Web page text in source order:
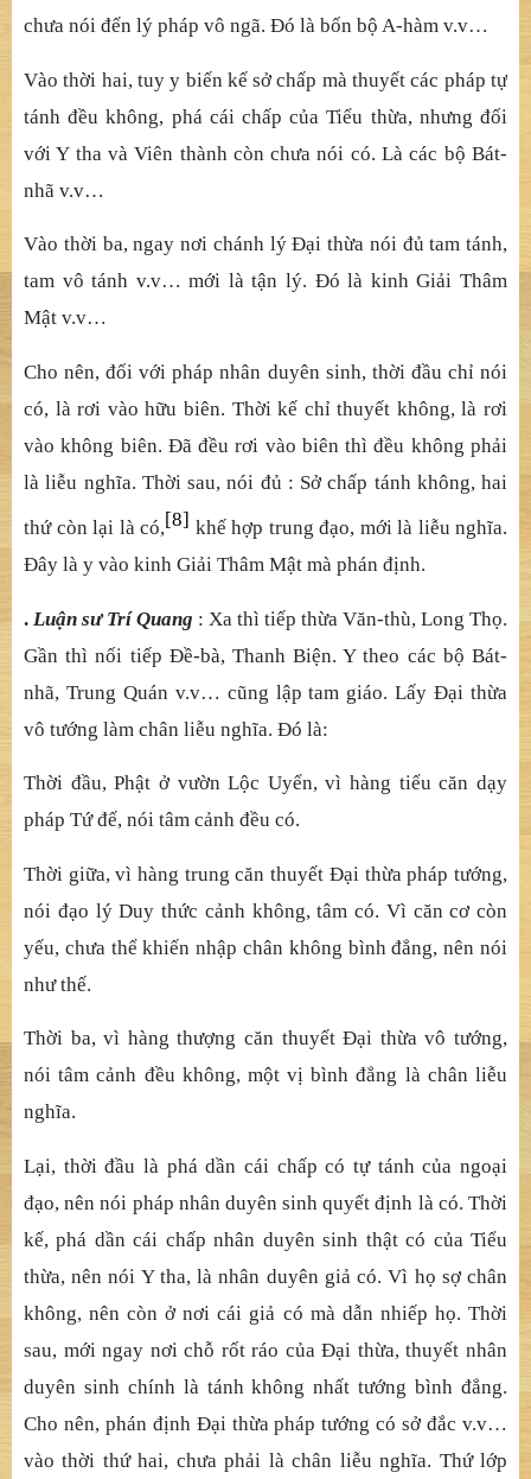
chưa nói đến lý pháp vô ngã. Đó là bốn bộ A-hàm v.v…
Vào thời hai, tuy y biến kế sở chấp mà thuyết các pháp tự
tánh đều không, phá cái chấp của Tiểu thừa, nhưng đối
với Y tha và Viên thành còn chưa nói có. Là các bộ Bát-
nhã v.v…
Vào thời ba, ngay nơi chánh lý Đại thừa nói đủ tam tánh,
tam vô tánh v.v… mới là tận lý. Đó là kinh Giải Thâm
Mật v.v…
Cho nên, đối với pháp nhân duyên sinh, thời đầu chỉ nói
có, là rơi vào hữu biên. Thời kế chỉ thuyết không, là rơi
vào không biên. Đã đều rơi vào biên thì đều không phải
là liễu nghĩa. Thời sau, nói đủ : Sở chấp tánh không, hai
thứ còn lại là có,[8] khế hợp trung đạo, mới là liễu nghĩa.
Đây là y vào kinh Giải Thâm Mật mà phán định.
. Luận sư Trí Quang : Xa thì tiếp thừa Văn-thù, Long Thọ.
Gần thì nối tiếp Đề-bà, Thanh Biện. Y theo các bộ Bát-
nhã, Trung Quán v.v… cũng lập tam giáo. Lấy Đại thừa
vô tướng làm chân liễu nghĩa. Đó là:
Thời đầu, Phật ở vườn Lộc Uyển, vì hàng tiểu căn dạy
pháp Tứ đế, nói tâm cảnh đều có.
Thời giữa, vì hàng trung căn thuyết Đại thừa pháp tướng,
nói đạo lý Duy thức cảnh không, tâm có. Vì căn cơ còn
yếu, chưa thể khiến nhập chân không bình đẳng, nên nói
như thế.
Thời ba, vì hàng thượng căn thuyết Đại thừa vô tướng,
nói tâm cảnh đều không, một vị bình đẳng là chân liễu
nghĩa.
Lại, thời đầu là phá dần cái chấp có tự tánh của ngoại
đạo, nên nói pháp nhân duyên sinh quyết định là có. Thời
kế, phá dần cái chấp nhân duyên sinh thật có của Tiểu
thừa, nên nói Y tha, là nhân duyên giả có. Vì họ sợ chân
không, nên còn ở nơi cái giả có mà dẫn nhiếp họ. Thời
sau, mới ngay nơi chỗ rốt ráo của Đại thừa, thuyết nhân
duyên sinh chính là tánh không nhất tướng bình đẳng.
Cho nên, phán định Đại thừa pháp tướng có sở đắc v.v…
vào thời thứ hai, chưa phải là chân liễu nghĩa. Thứ lớp